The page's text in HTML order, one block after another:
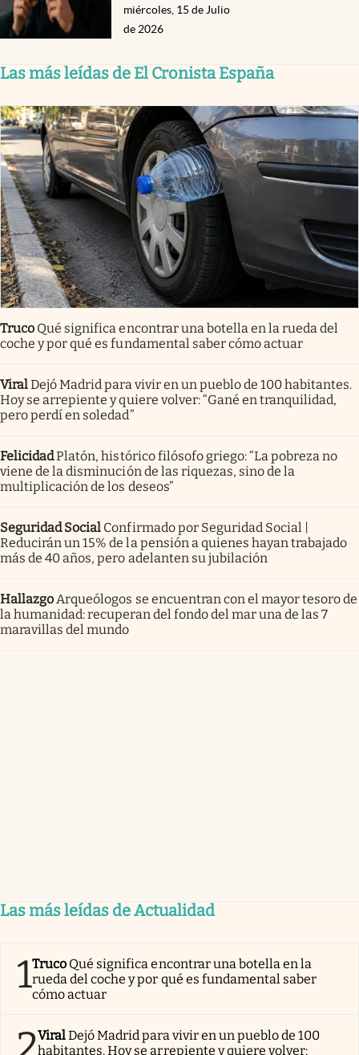
miércoles, 15 de Julio
de 2026
Las más leídas de El Cronista España
Truco Qué significa encontrar una botella en la rueda del
coche y por qué es fundamental saber cómo actuar
ViralDejó Madrid para vivir en un pueblo de 100 habitantes.
Hoy se arrepiente y quiere volver: “Gané en tranquilidad,
pero perdí en soledad”
FelicidadPlatón, histórico filósofo griego: “La pobreza no
viene de la disminución de las riquezas, sino de la
multiplicación de los deseos”
Seguridad Social Confirmado por Seguridad Social |
Reducirán un 15% de la pensión a quienes hayan trabajado
más de 40 años, pero adelanten su jubilación
HallazgoArqueólogos se encuentran con el mayor tesoro de
la humanidad: recuperan del fondo del mar una de las 7
maravillas del mundo
Las más leídas de Actualidad
1Truco Qué significa encontrar una botella en la
rueda del coche y por qué es fundamental saber
cómo actuar
ViralDejó Madrid para vivir en un pueblo de 100
habitantes. Hoy se arrepiente y quiere volver: